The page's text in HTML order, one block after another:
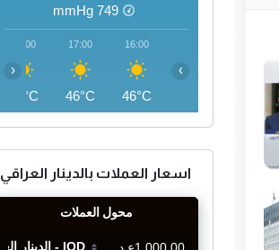
749
mmHg
16:00
46°C
17:00
46°C
18:00
45°C
‹ ›
اسعار العملات بالدينار العراقي